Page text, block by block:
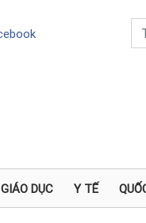
GIÁO DỤC Y TẾ